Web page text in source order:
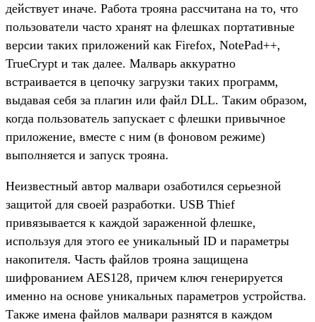
действует иначе. Работа трояна рассчитана на то, что
пользователи часто хранят на флешках портативные
версии таких приложений как Firefox, NotePad++,
TrueCrypt и так далее. Малварь аккуратно
встраивается в цепочку загрузки таких программ,
выдавая себя за плагин или файл DLL. Таким образом,
когда пользователь запускает с флешки привычное
приложение, вместе с ним (в фоновом режиме)
выполняется и запуск трояна.
Неизвестный автор малвари озаботился серьезной
защитой для своей разработки. USB Thief
привязывается к каждой зараженной флешке,
используя для этого ее уникальный ID и параметры
накопителя. Часть файлов трояна защищена
шифрованием AES128, причем ключ генерируется
именно на основе уникальных параметров устройства.
Также имена файлов малвари разнятся в каждом